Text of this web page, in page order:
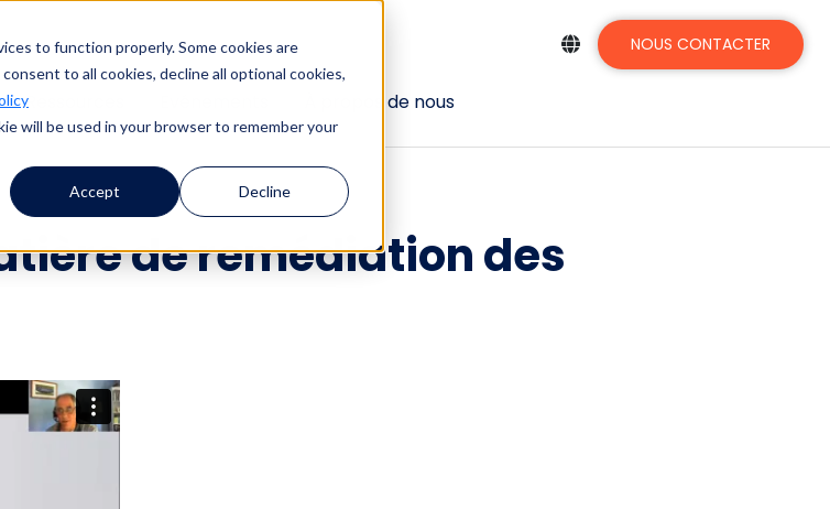
to function properly. Some cookies are
to all cookies, decline all optional cookies,
will be used in your browser to remember your
Accept Decline
Ressources À propos de nous
NOUS CONTACTER
de remédiation des